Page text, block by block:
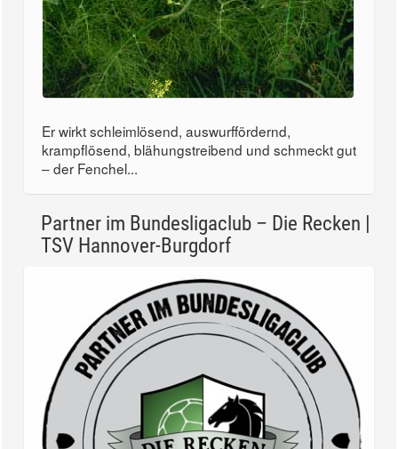
Er wirkt schleimlösend, auswurffördernd,
krampflösend, blähungstreibend und schmeckt gut
– der Fenchel...
Partner im Bundesligaclub – Die Recken |
TSV Hannover-Burgdorf